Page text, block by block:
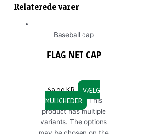
Relaterede varer
Baseball cap
FLAG NET CAP
69,00KR.
VÆLG
MULIGHEDER
This
product has multiple
variants. The options